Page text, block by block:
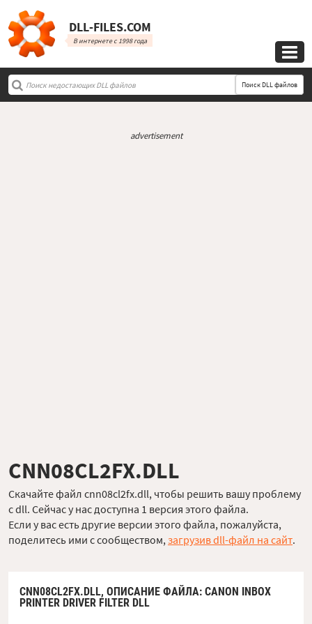
DLL‑FILES.COM
В интернете с 1998 года

Поиск DLL файлов
advertisement
CNN08CL2FX.DLL
Скачайте файл cnn08cl2fx.dll, чтобы решить вашу проблему
с dll. Сейчас у нас доступна 1 версия этого файла.
Если у вас есть другие версии этого файла, пожалуйста,
поделитесь ими с сообществом, загрузив dll-файл на сайт.
CNN08CL2FX.DLL, ОПИСАНИЕ ФАЙЛА: CANON INBOX
PRINTER DRIVER FILTER DLL